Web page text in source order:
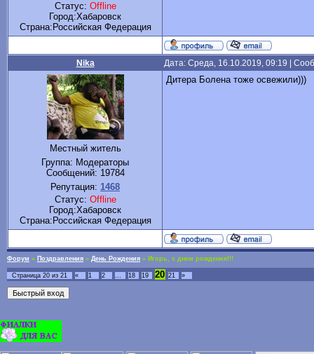
Статус: Offline
Город:Хабаровск
Cтрана:Российская Федерация
Nika Дата: Среда, 16.10.2019, 09:19 |
Местный житель
Группа: Модераторы
Сообщений: 19784
Репутация: 1468
Статус: Offline
Город:Хабаровск
Cтрана:Российская Федерация
Дитера Болена тоже освежили)))
Форум » Поздравления » День Рождения » Игорь, с днем рождения!!!
Страница 20 из 21 « 1 2 … 18 19 20 21 »